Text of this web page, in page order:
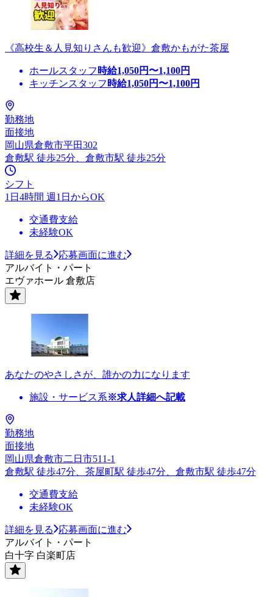
《高校生＆人見知りさんも歓迎》倉敷かもがた茶屋
ホールスタッフ 時給1,050円〜1,100円
キッチンスタッフ 時給1,050円〜1,100円
勤務地
面接地
岡山県倉敷市平田302
倉敷駅 徒歩25分、倉敷市駅 徒歩25分
シフト
1日4時間 週1日からOK
交通費支給
未経験OK
詳細を見る
応募画面に進む
アルバイト・パート
エヴァホール 倉敷店
あなたのやさしさが、誰かの力になります
施設・サービス系※求人詳細へ記載
勤務地
面接地
岡山県倉敷市二日市511-1
倉敷駅 徒歩47分、茶屋町駅 徒歩47分、倉敷市駅 徒歩47分
交通費支給
未経験OK
詳細を見る
応募画面に進む
アルバイト・パート
白十字 白楽町店